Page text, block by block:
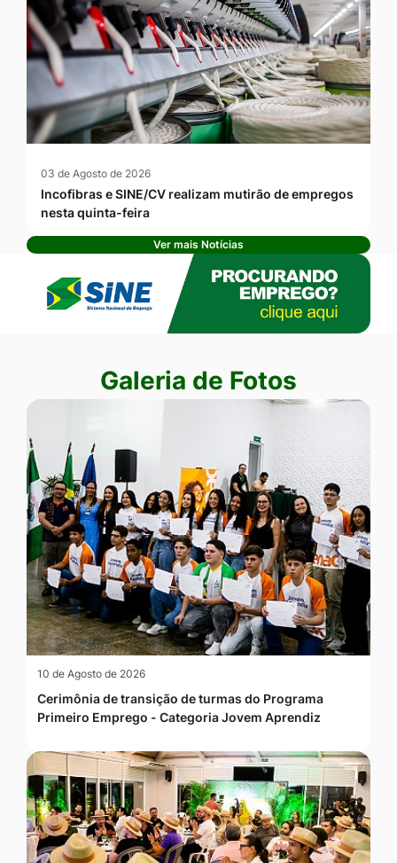
03 de Agosto de 2026
Incofibras e SINE/CV realizam mutirão de empregos
nesta quinta-feira
Ver mais Notícias
Seção Galeria de Fotos
Galeria de Fotos
10 de Agosto de 2026
Cerimônia de transição de turmas do Programa
Primeiro Emprego - Categoria Jovem Aprendiz